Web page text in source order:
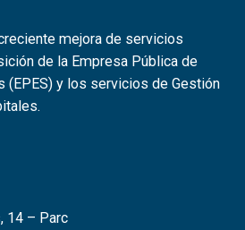
mejora de servicios
de la Empresa Pública de
(EPES) y los servicios de Gestión
14 – Parc